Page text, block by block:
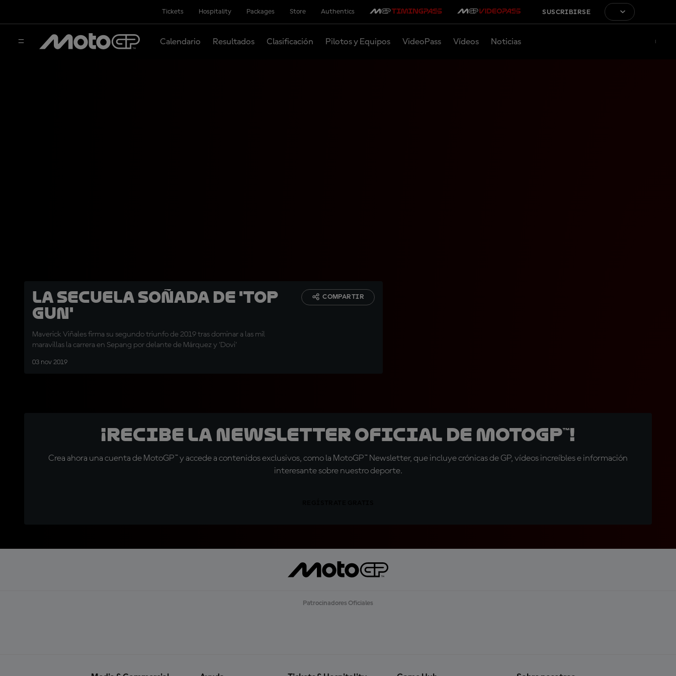
Tickets Hospitality Packages Store Authentics SUSCRIBIRSE
Calendario Resultados Clasificación Pilotos y Equipos VideoPass Vídeos Noticias
La secuela soñada de 'Top
Gun'
Maverick Viñales firma su segundo triunfo de 2019 tras dominar a las mil
maravillas la carrera en Sepang por delante de Márquez y 'Dovi'
03 nov 2019
COMPARTIR
¡Recibe la Newsletter oficial de MotoGP™!
Crea ahora una cuenta de MotoGP™ y accede a contenidos exclusivos, como la MotoGP™ Newsletter, que incluye crónicas de GP, vídeos increíbles e información
interesante sobre nuestro deporte.
Patrocinadores Oficiales